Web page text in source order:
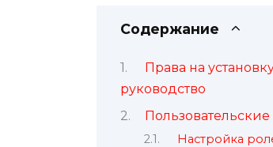
Содержание
Права на
руководство
Настройка